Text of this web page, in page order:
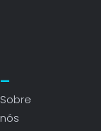
Sobre
nós